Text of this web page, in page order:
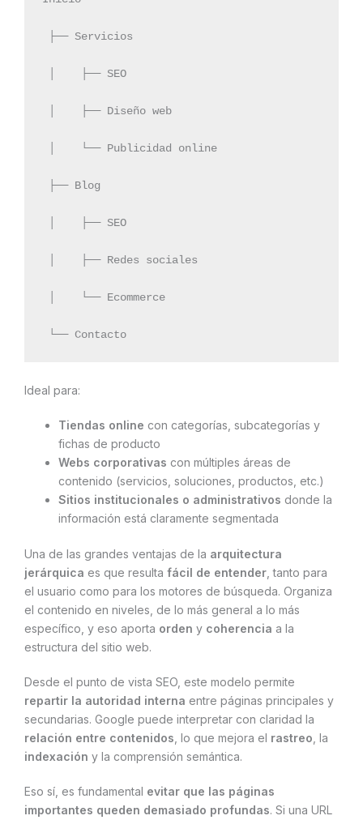
├── Servicios
│    ├── SEO
│    ├── Diseño web
│    └── Publicidad online
├── Blog
│    ├── SEO
│    ├── Redes sociales
│    └── Ecommerce
└── Contacto
Ideal para:
Tiendas online con categorías, subcategorías y
fichas de producto
Webs corporativas con múltiples áreas de
contenido (servicios, soluciones, productos, etc.)
Sitios institucionales o administrativos donde la
información está claramente segmentada
Una de las grandes ventajas de la arquitectura
jerárquica es que resulta fácil de entender , tanto para
el usuario como para los motores de búsqueda. Organiza
el contenido en niveles, de lo más general a lo más
específico, y eso aporta orden y coherencia a la
estructura del sitio web.
Desde el punto de vista SEO, este modelo permite
repartir la autoridad interna entre páginas principales y
secundarias. Google puede interpretar con claridad la
relación entre contenidos , lo que mejora el rastreo , la
indexación y la comprensión semántica.
Eso sí, es fundamental evitar que las páginas
importantes queden demasiado profundas. Si una URL